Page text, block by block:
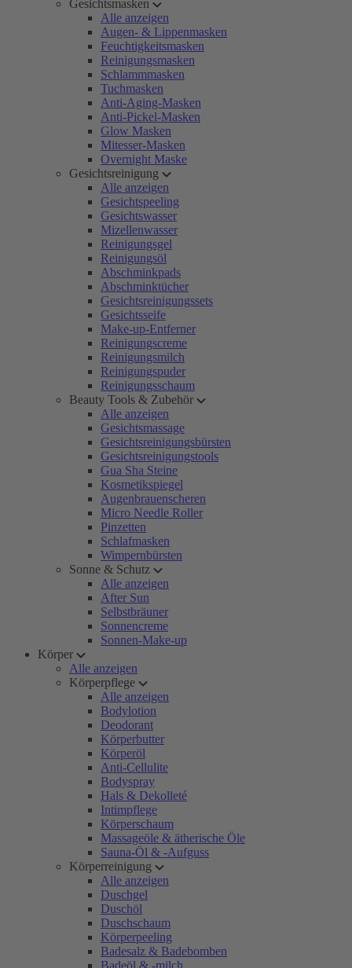
Gesichtsmasken
Alle anzeigen
Augen- & Lippenmasken
Feuchtigkeitsmasken
Reinigungsmasken
Schlammmasken
Tuchmasken
Anti-Aging-Masken
Anti-Pickel-Masken
Glow Masken
Mitesser-Masken
Overnight Maske
Gesichtsreinigung
Alle anzeigen
Gesichtspeeling
Gesichtswasser
Mizellenwasser
Reinigungsgel
Reinigungsöl
Abschminkpads
Abschminktücher
Gesichtsreinigungssets
Gesichtsseife
Make-up-Entferner
Reinigungscreme
Reinigungsmilch
Reinigungspuder
Reinigungsschaum
Beauty Tools & Zubehör
Alle anzeigen
Gesichtsmassage
Gesichtsreinigungsbürsten
Gesichtsreinigungstools
Gua Sha Steine
Kosmetikspiegel
Augenbrauenscheren
Micro Needle Roller
Pinzetten
Schlafmasken
Wimpernbürsten
Sonne & Schutz
Alle anzeigen
After Sun
Selbstbräuner
Sonnencreme
Sonnen-Make-up
Körper
Alle anzeigen
Körperpflege
Alle anzeigen
Bodylotion
Deodorant
Körperbutter
Körperöl
Anti-Cellulite
Bodyspray
Hals & Dekolleté
Intimpflege
Körperschaum
Massageöle & ätherische Öle
Sauna-Öl & -Aufguss
Körperreinigung
Alle anzeigen
Duschgel
Duschöl
Duschschaum
Körperpeeling
Badesalz & Badebomben
Badeöl & -milch